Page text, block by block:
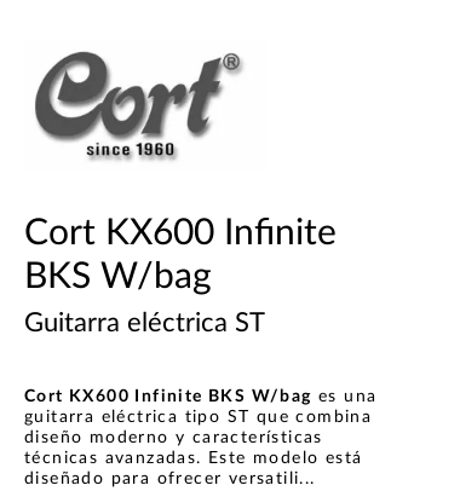
Cort KX600 Infinite
BKS W/bag
Guitarra eléctrica ST
Cort KX600 Infinite BKS W/bag es una
guitarra eléctrica tipo ST que combina
diseño moderno y características
técnicas avanzadas. Este modelo está
diseñado para ofrecer versatili...